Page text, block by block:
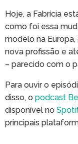
Hoje, a Fabrícia
como foi essa
modelo na
nova profissão e
– parecido com o
Para ouvir o
disso, o podcast
disponível no
principais